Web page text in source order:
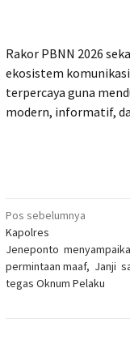
Rakor PBNN 2026
ekosistem
terpercaya guna
modern, informatif,
Navigasi
pos
Pos sebelumnya
Kapolres
Jeneponto
permintaan maaf, Janji
tegas Oknum Pelaku